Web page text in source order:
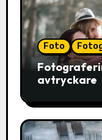
Foto
avtryckare